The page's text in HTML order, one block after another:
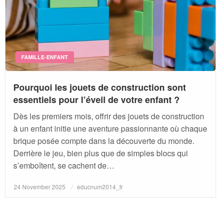
FAMILLE-ENFANT
Pourquoi les jouets de construction sont
essentiels pour l’éveil de votre enfant ?
Dès les premiers mois, offrir des jouets de construction
à un enfant initie une aventure passionnante où chaque
brique posée compte dans la découverte du monde.
Derrière le jeu, bien plus que de simples blocs qui
s’emboîtent, se cachent de…
Posted
24 November 2025 educnum2014_fr